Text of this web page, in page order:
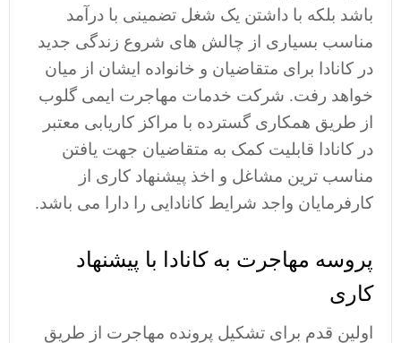
باشد بلکه با داشتن یک شغل تضمینی با درآمد
مناسب بسیاری از چالش های شروع زندگی جدید
در کانادا برای متقاضیان و خانواده ایشان از میان
خواهد رفت. شرکت خدمات مهاجرت ایمی گلوب
از طریق همکاری گسترده با مراکز کاریابی معتبر
در کانادا قابلیت کمک به متقاضیان جهت یافتن
مناسب ترین مشاغل و اخذ پیشنهاد کاری از
کارفرمایان واجد شرایط کانادایی را دارا می باشد.
پروسه مهاجرت به کانادا با پیشنهاد
کاری
اولین قدم برای تشکیل پرونده مهاجرت از طریق